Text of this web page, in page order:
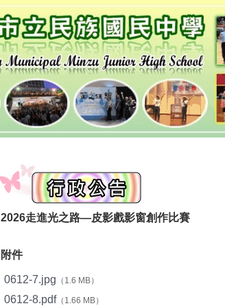
2026走進光之路—皮影戲影窗創作比賽
附件
0612-7.jpg （1.6 MB）
0612-8.pdf（1.66 MB）